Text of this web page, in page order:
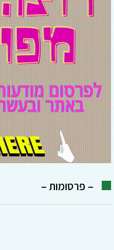
– פרסומות –